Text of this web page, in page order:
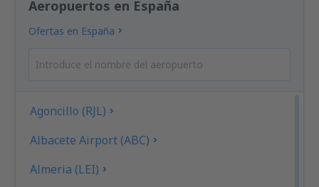
Aeropuertos en España
Ofertas en España
Agoncillo (RJL)
Albacete Airport (ABC)
Almeria (LEI)